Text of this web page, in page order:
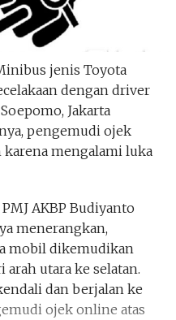
jenis Toyota
dengan driver
Jakarta
pengemudi ojek
mengalami luka
AKBP Budiyanto
menerangkan,
mobil dikemudikan
utara ke selatan.
dan berjalan ke
ojek online atas